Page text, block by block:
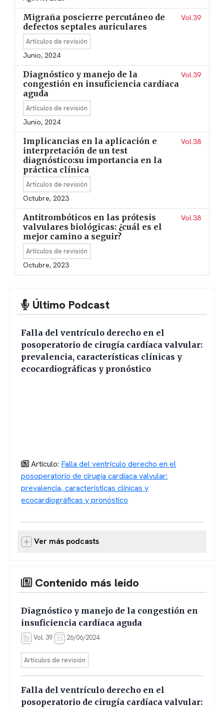
Migraña poscierre percutáneo de
defectos septales auriculares
Vol.39
Artículos de revisión
Junio, 2024
Diagnóstico y manejo de la
congestión en insuficiencia cardíaca
aguda
Vol.39
Artículos de revisión
Junio, 2024
Implicancias en la aplicación e
interpretación de un test
diagnóstico:su importancia en la
práctica clínica
Vol.38
Artículos de revisión
Octubre, 2023
Antitrombóticos en las prótesis
valvulares biológicas: ¿cuál es el
mejor camino a seguir?
Vol.38
Artículos de revisión
Octubre, 2023
Último Podcast
Falla del ventrículo derecho en el
posoperatorio de cirugía cardíaca valvular:
prevalencia, características clínicas y
ecocardiográficas y pronóstico
Artículo: Falla del ventrículo derecho en el
posoperatorio de cirugía cardíaca valvular:
prevalencia, características clínicas y
ecocardiográficas y pronóstico
Ver más podcasts
Contenido más leido
Diagnóstico y manejo de la congestión en
insuficiencia cardíaca aguda
Vol. 39 26/06/2024
Artículos de revisión
Falla del ventrículo derecho en el
posoperatorio de cirugía cardíaca valvular: